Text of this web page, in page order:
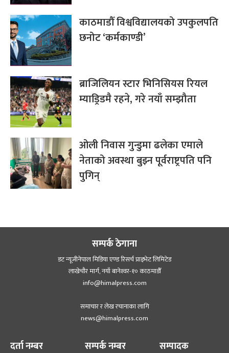
काठमाडौँ विश्वविद्यालयको उपकुलपति
छनोट ‘कर्मकाण्डी’
ब्राजिलियन स्टार भिनिसियस रियल
म्याड्रिडमै रहने, गरे नयाँ सम्झौता
ओली निवास गुन्डुमा ढलेका एमाले
नेताको अवस्था बुझ्न पूर्वराष्ट्रपति पनि
पुगिन्
सम्पर्क ठेगाना
डट न्यूजीनेपाल मिडिया एण्ड रिसर्च प्राइभेट लिमिटेड
लाखेचौर मार्ग, नयाँ बानेश्‍वर-१० काठमाडौँ
info@himalpress.com
समाचार र लेख रचानाका लागि
news@himalpress.com
दर्ता नम्बर सम्पर्क नम्बर सम्पादक